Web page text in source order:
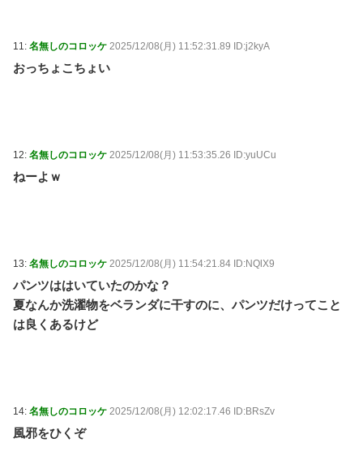
11: 名無しのコロッケ 2025/12/08(月) 11:52:31.89 ID:j2kyA
おっちょこちょい
12: 名無しのコロッケ 2025/12/08(月) 11:53:35.26 ID:yuUCu
ねーよｗ
13: 名無しのコロッケ 2025/12/08(月) 11:54:21.84 ID:NQlX9
パンツははいていたのかな？
夏なんか洗濯物をベランダに干すのに、パンツだけってこと
は良くあるけど
14: 名無しのコロッケ 2025/12/08(月) 12:02:17.46 ID:BRsZv
風邪をひくぞ